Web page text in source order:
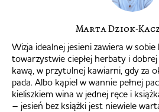
Marta Dziok-
Wizja idealnej jesieni zawiera w
towarzystwie ciepłej herbaty i dobrej
kawą, w przytulnej kawiarni, gdy za
pada. Albo kąpiel w wannie pełnej
kieliszkiem wina w jednej ręce i
– jesień bez książki jest niewiele